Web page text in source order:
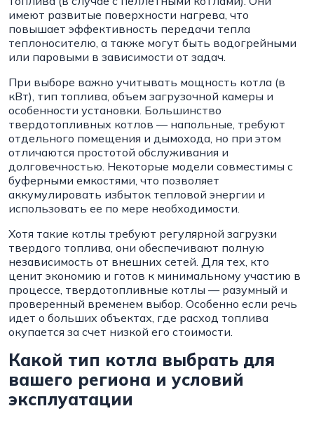
имеют развитые поверхности нагрева, что
повышает эффективность передачи тепла
теплоносителю, а также могут быть водогрейными
или паровыми в зависимости от задач.
При выборе важно учитывать мощность котла (в
кВт), тип топлива, объем загрузочной камеры и
особенности установки. Большинство
твердотопливных котлов — напольные, требуют
отдельного помещения и дымохода, но при этом
отличаются простотой обслуживания и
долговечностью. Некоторые модели совместимы с
буферными емкостями, что позволяет
аккумулировать избыток тепловой энергии и
использовать ее по мере необходимости.
Хотя такие котлы требуют регулярной загрузки
твердого топлива, они обеспечивают полную
независимость от внешних сетей. Для тех, кто
ценит экономию и готов к минимальному участию в
процессе, твердотопливные котлы — разумный и
проверенный временем выбор. Особенно если речь
идет о больших объектах, где расход топлива
окупается за счет низкой его стоимости.
Какой тип котла выбрать для
вашего региона и условий
эксплуатации